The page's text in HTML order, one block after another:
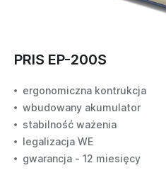
Wagi etykietujące
Krajalnice
Metkownice
Akcesoria
PRIS EP-200S
ergonomiczna kontrukcja
wbudowany akumulator
stabilność ważenia
legalizacja WE
gwarancja - 12 miesięcy